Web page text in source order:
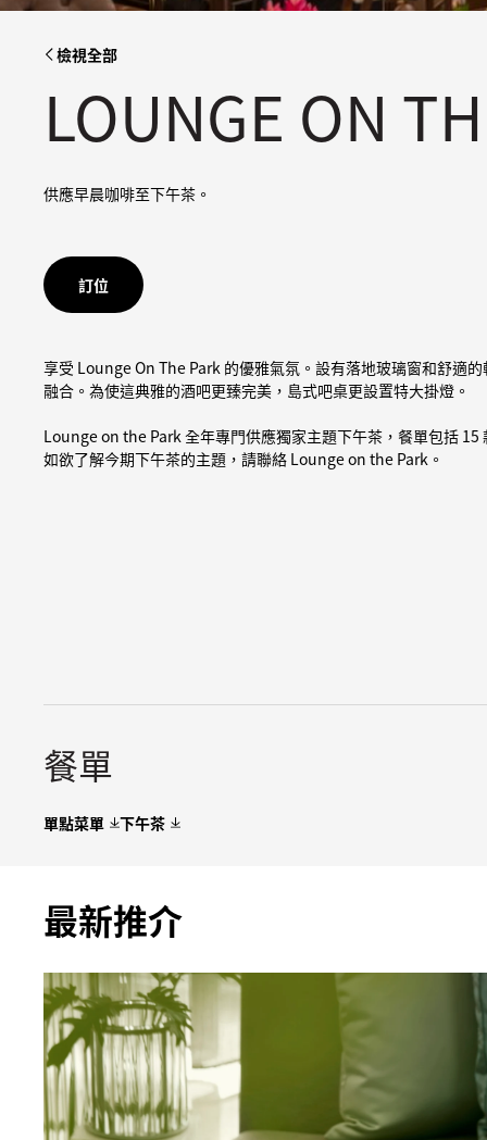
檢視全部
LOUNGE ON
供應早晨咖啡至下午茶。
訂位
享受 Lounge On The Park 的優雅氣氛。設有落地玻璃窗和舒適
融合。為使這典雅的酒吧更臻完美，島式吧桌更設置特大掛燈。
Lounge on the Park 全年專門供應獨家主題下午茶，餐單包括
如欲了解今期下午茶的主題，請聯絡 Lounge on the Park。
餐單
單點菜單 下午茶
最新推介